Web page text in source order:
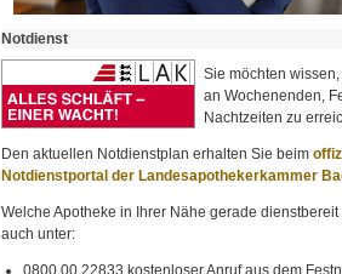
Notdienst
Sie möchten
an Wochenenden,
Nachtzeiten zu
Den aktuellen Notdienstplan erhalten Sie beim
Notdienstportal der Landesapothekerkammer
Welche Apotheke in Ihrer Nähe gerade
auch unter:
0800 00 22833 kostenloser Anruf aus dem